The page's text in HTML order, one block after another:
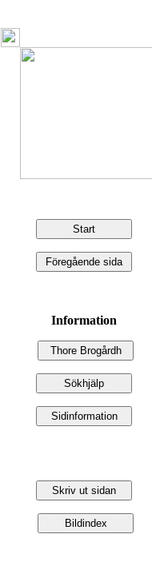
Information